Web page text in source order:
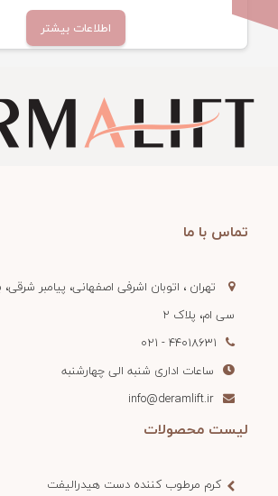
اطلاعات بیشتر
تماس با ما
تهران ، اتوبان اشرفی اصفهانی، پیامبر
سی ام، پلاک 2
44018631 - 021
ساعات اداری شنبه الی چهارشنبه
info@deramlift.ir
لیست محصولات
کرم مرطوب کننده دست هیدرالیفت